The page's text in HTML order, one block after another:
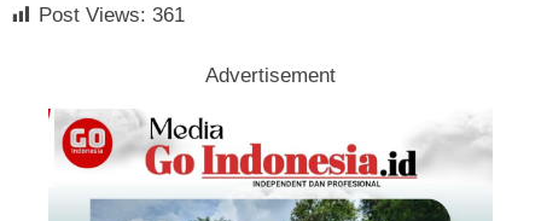
Post Views: 361
Advertisement